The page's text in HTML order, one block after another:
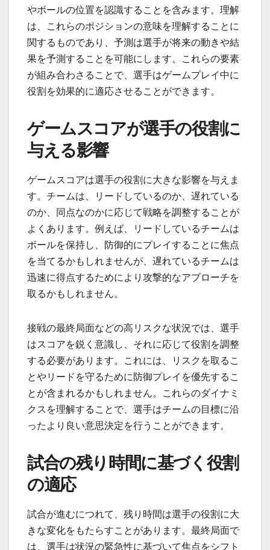
やボールの位置を認識することを含みます。理解
は、これらのポジションの意味を理解することに
関するものであり、予測は選手が将来の動きや結
果を予測することを可能にします。これらの要素
が組み合わさることで、選手はゲームプレイ中に
役割を効果的に適応させることができます。
ゲームスコアが選手の役割に
与える影響
ゲームスコアは選手の役割に大きな影響を与えま
す。チームは、リードしているのか、遅れている
のか、同点なのかに応じて戦略を調整することが
よくあります。例えば、リードしているチームは
ボールを保持し、防御的にプレイすることに焦点
を当てるかもしれませんが、遅れているチームは
迅速に得点するためにより攻撃的なアプローチを
取るかもしれません。
接戦の最終局面などの高リスクな状況では、選手
はスコアを鋭く意識し、それに応じて役割を調整
する必要があります。これには、リスクを取るこ
とやリードを守るために防御プレイを優先するこ
とが含まれるかもしれません。これらのダイナミ
クスを理解することで、選手はチームの目標に沿
ったより良い意思決定を行うことができます。
試合の残り時間に基づく役割
の適応
試合が進むにつれて、残り時間は選手の役割に大
きな変化をもたらすことがあります。最終局面で
は、選手は状況の緊急性に基づいて焦点をシフト